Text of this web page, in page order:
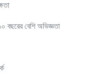
বছরের বেশি অভিজ্ঞতা